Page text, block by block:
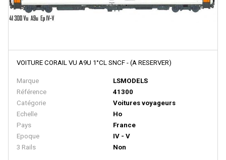
DELUXE
Disque Rouge
DOLISCHO
DRAGON
DYNAM
E.T.S
VOITURE CORAIL VU A9U 1°CL SNCF - (A RESERVER)
Marque
LSMODELS
Référence
41300
Catégorie
Voitures voyageurs
Echelle
Ho
Pays
France
Epoque
IV - V
3 Rails
Non